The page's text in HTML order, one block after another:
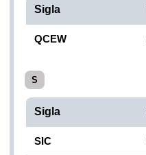
Sigla
QCEW
S
Sigla
SIC